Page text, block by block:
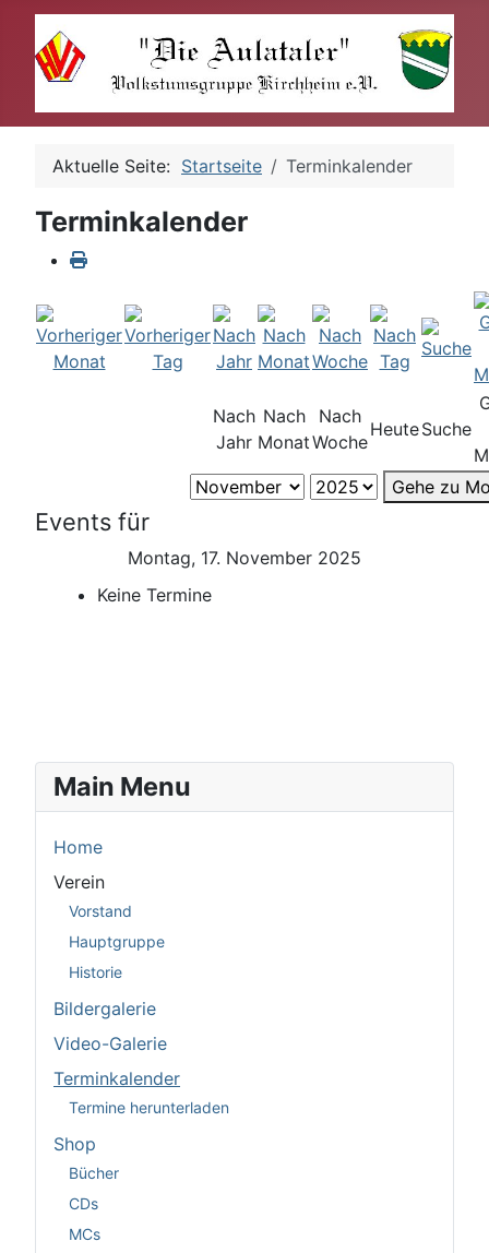
Aktuelle Seite: Startseite Terminkalender
Terminkalender
Nach
Jahr
Nach
Monat
Nach
Woche
HeuteSuche
Gehe zu
Events für
Montag, 17. November 2025
Keine Termine
Main Menu
Home
Verein
Vorstand
Hauptgruppe
Historie
Bildergalerie
Video-Galerie
Terminkalender
Termine herunterladen
Shop
Bücher
CDs
MCs